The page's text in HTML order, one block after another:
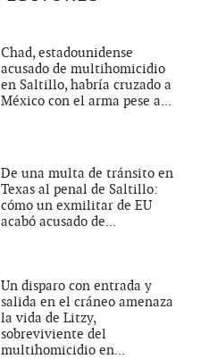
Chad, estadounidense
acusado de multihomicidio
en Saltillo, habría cruzado a
México con el arma pese a...
De una multa de tránsito en
Texas al penal de Saltillo:
cómo un exmilitar de EU
acabó acusado de...
Un disparo con entrada y
salida en el cráneo amenaza
la vida de Litzy,
sobreviviente del
multihomicidio en...